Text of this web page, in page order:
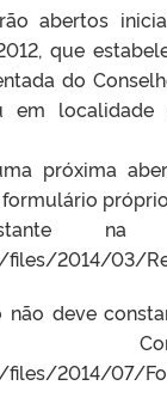
abertos
que
do
em
próxima
na
2014/03/
deve
2014/07/